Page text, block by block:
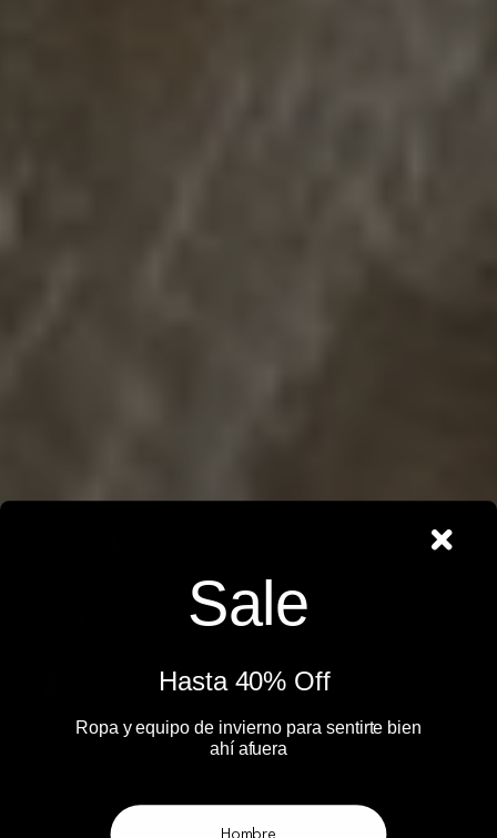
Sale
Hasta 40% Off ​
Ropa y equipo de invierno para sentirte bien
ahí afuera​
Hombre